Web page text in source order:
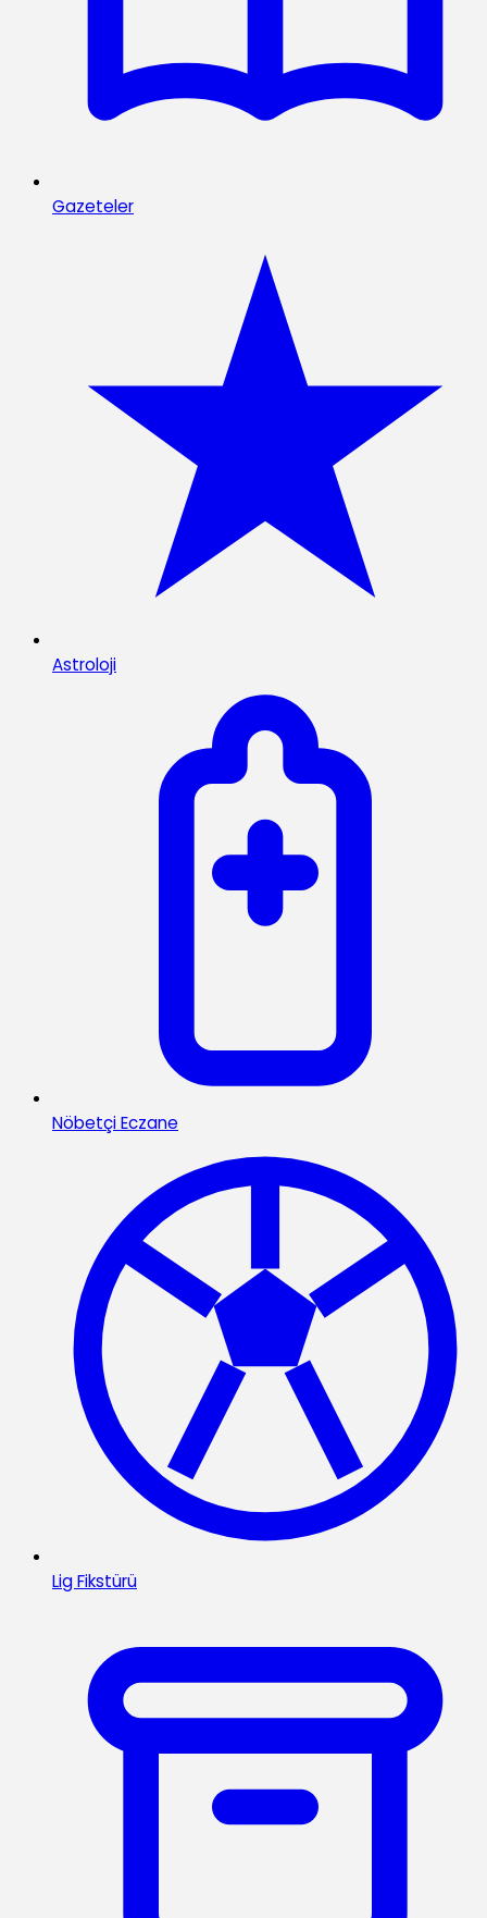
Gazeteler
Astroloji
Nöbetçi Eczane
Lig Fikstürü